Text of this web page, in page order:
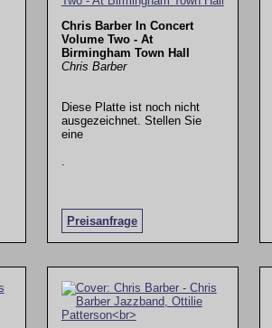
Chris Barber In Concert
Volume Two - At
Birmingham Town Hall
Chris Barber
Diese Platte ist noch nicht
ausgezeichnet. Stellen Sie
eine
Preisanfrage